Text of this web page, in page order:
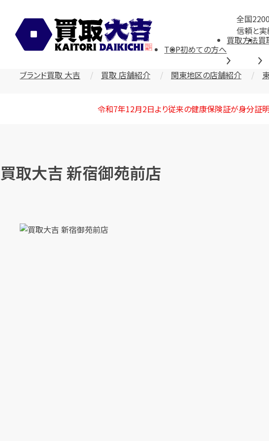
全国
信頼と実
TOP初めての方へ
買取方法買
ブランド買取 大吉 買取 店舗紹介 関東地区の店舗紹介
令和7年12月2日より従来の健康保険証が身分証明
買取大吉 新宿御苑前店